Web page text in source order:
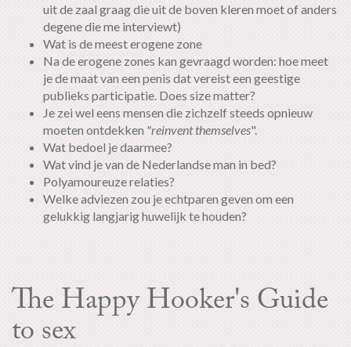
uit de zaal graag die uit de boven kleren moet of anders
degene die me interviewt)
Wat is de meest erogene zone
Na de erogene zones kan gevraagd worden: hoe meet
je de maat van een penis dat vereist een geestige
publieks participatie. Does size matter?
Je zei wel eens mensen die zichzelf steeds opnieuw
moeten ontdekken "reinvent themselves".
Wat bedoel je daarmee?
Wat vind je van de Nederlandse man in bed?
Polyamoureuze relaties?
Welke adviezen zou je echtparen geven om een
gelukkig langjarig huwelijk te houden?
The Happy Hooker's Guide
to sex